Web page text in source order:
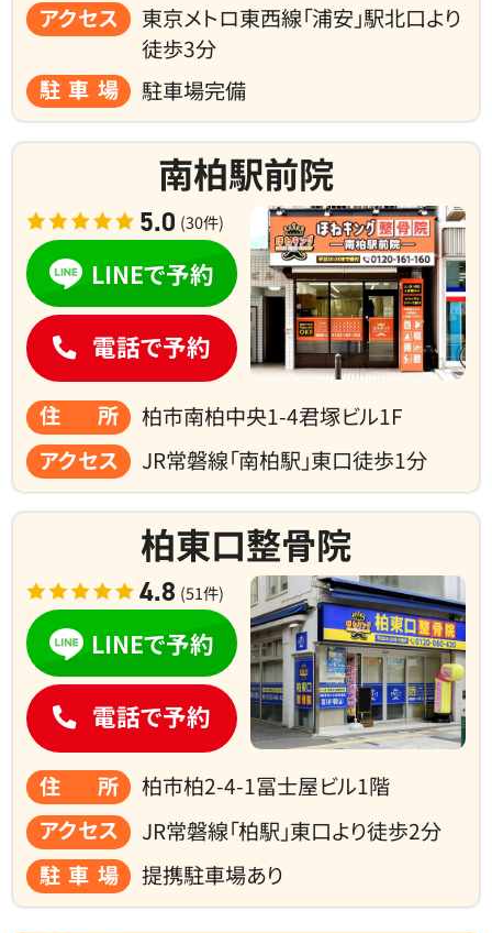
アクセス
東京メトロ東西線「浦安」駅北口より
徒歩3分
駐車場
駐車場完備
南柏駅前院
5.0 (30件)
住所
柏市南柏中央1-4君塚ビル1F
アクセス
JR常磐線「南柏駅」東口徒歩1分
LINEで予約
電話で予約
柏東口整骨院
4.8 (51件)
住所
柏市柏2-4-1冨士屋ビル1階
アクセス
JR常磐線「柏駅」東口より徒歩2分
駐車場
提携駐車場あり
LINEで予約
電話で予約